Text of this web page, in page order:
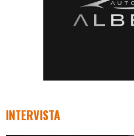
INTERVISTA